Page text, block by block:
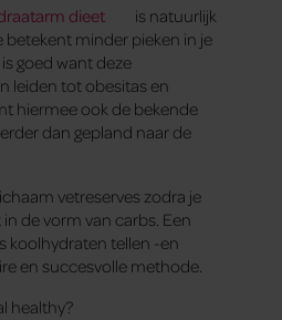
dieet
is natuurlijk
betekent minder pieken in je
goed want deze
leiden tot obesitas en
hiermee ook de bekende
dan gepland naar de
vetreserves zodra je
de vorm van carbs. Een
koolhydraten tellen -en
en succesvolle methode.
healthy?